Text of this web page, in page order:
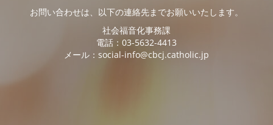
お問い合わせは、以下の連絡先までお願いいたします。
社会福音化事務課
電話：03-5632-4413
メール：social-info@cbcj.catholic.jp